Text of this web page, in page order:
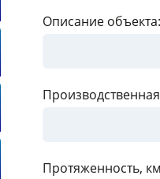
Описание
Протяженность,